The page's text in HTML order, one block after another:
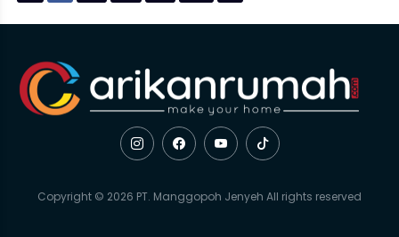
Copyright © 2026 PT. Manggopoh Jenyeh All rights reserved